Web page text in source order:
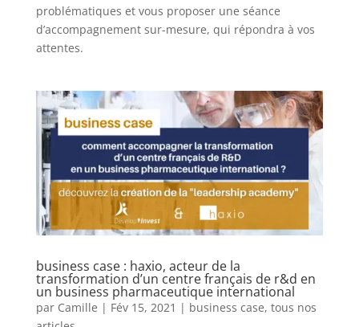
problématiques et vous proposer une séance
d’accompagnement sur-mesure, qui répondra à vos
attentes.
business case : haxio, acteur de la
transformation d’un centre français de r&d en
un business pharmaceutique international
par Camille | Fév 15, 2021 | business case, tous nos